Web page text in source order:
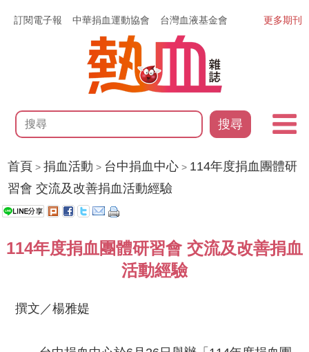
訂閱電子報 中華捐血運動協會 台灣血液基金會
搜尋
更多期刊
首頁 >捐血活動 > 台中捐血中心 > 114年度捐血團體研
習會 交流及改善捐血活動經驗
114年度捐血團體研習會 交流及改善捐血
活動經驗
撰文／楊雅媞